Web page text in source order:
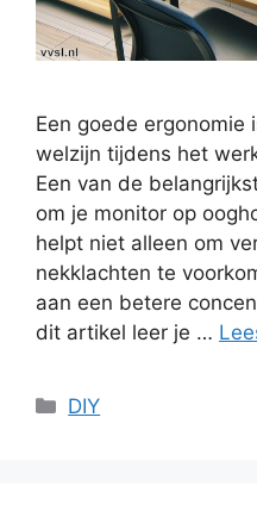
Een goede ergonomie
welzijn tijdens het
Een van de
om je monitor op
helpt niet alleen om
nekklachten te
aan een betere
dit artikel leer je …
Categorieën
DIY